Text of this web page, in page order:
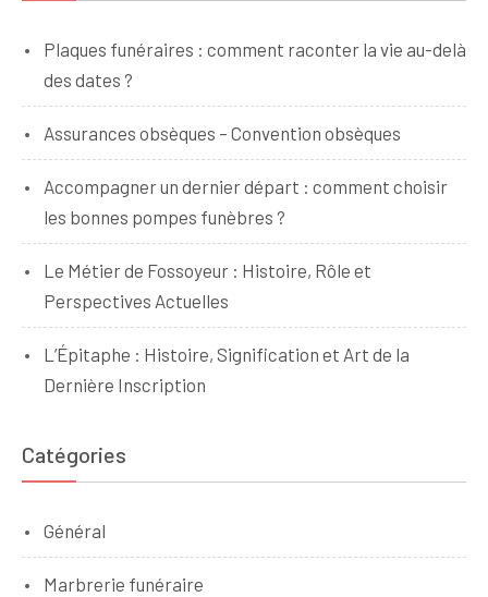
Plaques funéraires : comment raconter la vie au-delà
des dates ?
Assurances obsèques – Convention obsèques
Accompagner un dernier départ : comment choisir
les bonnes pompes funèbres ?
Le Métier de Fossoyeur : Histoire, Rôle et
Perspectives Actuelles
L’Épitaphe : Histoire, Signification et Art de la
Dernière Inscription
Catégories
Général
Marbrerie funéraire